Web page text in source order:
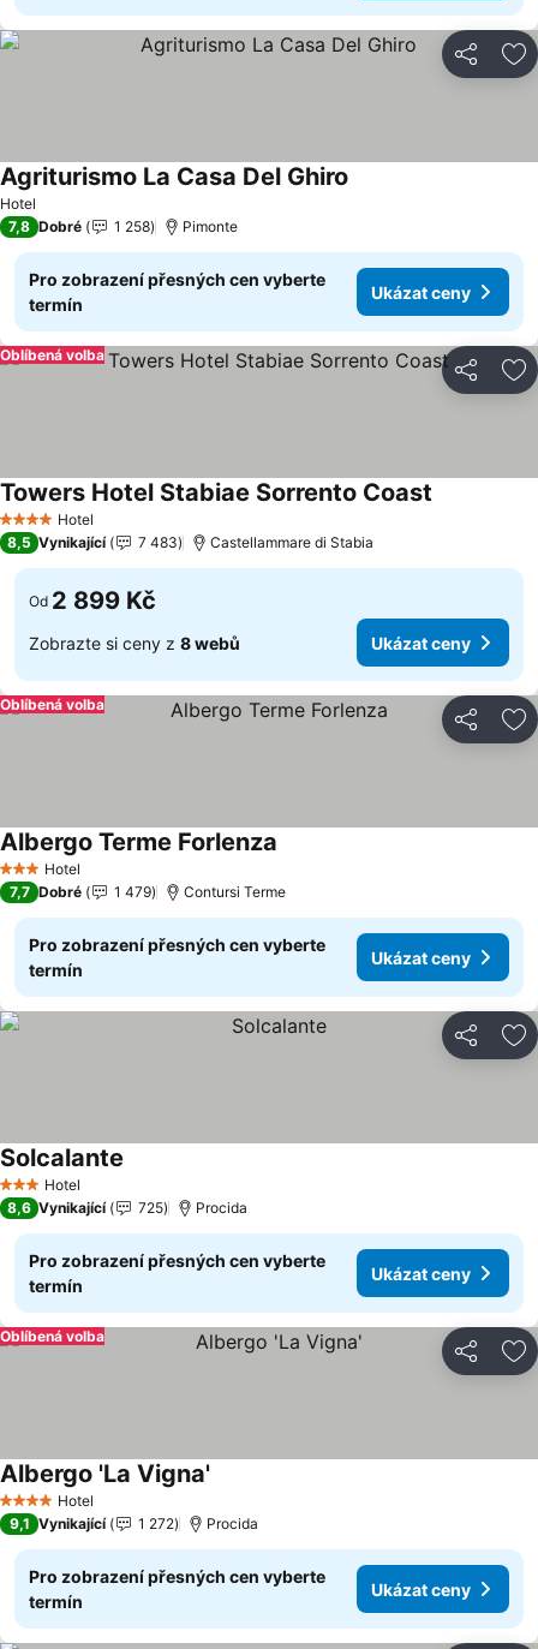
Sdílet
Hotel
Agriturismo La Casa Del Ghiro
7,8 Dobré 1 258 Pimonte
Pro zobrazení přesných cen vyberte
termín
Ukázat ceny
Sdílet
Oblíbená volba
4 Počet hvězdiček
Hotel
Towers Hotel Stabiae Sorrento Coast
8,5 Vynikající 7 483 Castellammare di Stabia
Od 2 899 Kč
Zobrazte si ceny z 8 webů Ukázat ceny
Sdílet
Oblíbená volba
3 Počet hvězdiček
Hotel
Albergo Terme Forlenza
7,7 Dobré 1 479 Contursi Terme
Pro zobrazení přesných cen vyberte
termín
Ukázat ceny
Sdílet
3 Počet hvězdiček
Hotel
Solcalante
8,6 Vynikající 725 Procida
Pro zobrazení přesných cen vyberte
termín
Ukázat ceny
Sdílet
Oblíbená volba
4 Počet hvězdiček
Hotel
Albergo 'La Vigna'
9,1 Vynikající 1 272 Procida
Pro zobrazení přesných cen vyberte
termín
Ukázat ceny